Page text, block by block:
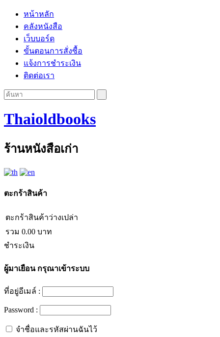
หน้าหลัก
คลังหนังสือ
เว็บบอร์ด
ขั้นตอนการสั่งซื้อ
แจ้งการชำระเงิน
ติดต่อเรา
Thaioldbooks
ร้านหนังสือเก่า
ตะกร้าสินค้า
ตะกร้าสินค้าว่างเปล่า
รวม 0.00 บาท
ชำระเงิน
ผู้มาเยือนกรุณาเข้าระบบ
ที่อยู่อีเมล์ :
Password :
จำชื่อและรหัสผ่านฉันไว้